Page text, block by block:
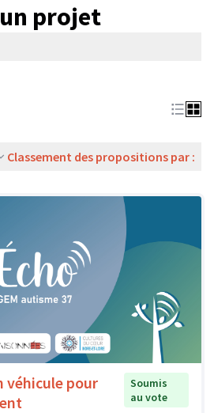
projet
Classement des propositions par :
véhicule pour
Soumis
au vote